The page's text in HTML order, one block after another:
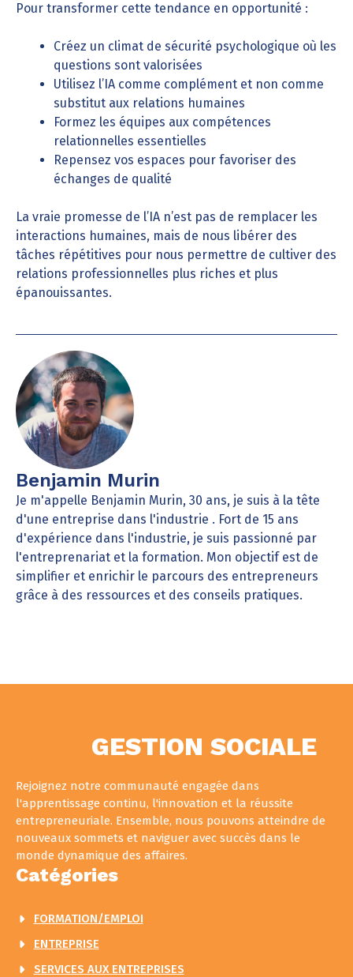
Pour transformer cette tendance en opportunité :
Créez un climat de sécurité psychologique où les
questions sont valorisées
Utilisez l’IA comme complément et non comme
substitut aux relations humaines
Formez les équipes aux compétences
relationnelles essentielles
Repensez vos espaces pour favoriser des
échanges de qualité
La vraie promesse de l’IA n’est pas de remplacer les
interactions humaines, mais de nous libérer des
tâches répétitives pour nous permettre de cultiver des
relations professionnelles plus riches et plus
épanouissantes.
Benjamin Murin
Je m'appelle Benjamin Murin, 30 ans, je suis à la tête
d'une entreprise dans l'industrie . Fort de 15 ans
d'expérience dans l'industrie, je suis passionné par
l'entreprenariat et la formation. Mon objectif est de
simplifier et enrichir le parcours des entrepreneurs
grâce à des ressources et des conseils pratiques.
GESTION SOCIALE
Rejoignez notre communauté engagée dans
l'apprentissage continu, l'innovation et la réussite
entrepreneuriale. Ensemble, nous pouvons atteindre de
nouveaux sommets et naviguer avec succès dans le
monde dynamique des affaires.
Catégories
FORMATION/EMPLOI
ENTREPRISE
SERVICES AUX ENTREPRISES